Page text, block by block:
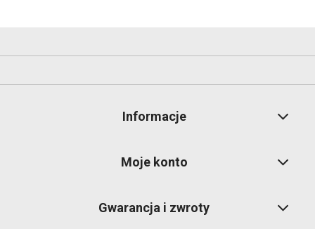
Informacje
Moje konto
Gwarancja i zwroty